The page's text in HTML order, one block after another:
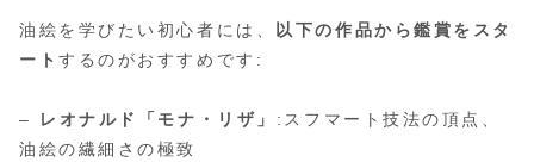
油絵を学びたい初心者には、
以下の作品から鑑賞をスタ
ートするのがおすすめです:
– レオナルド「モナ・リザ」 :スフマート技法の頂点、
油絵の繊細さの極致